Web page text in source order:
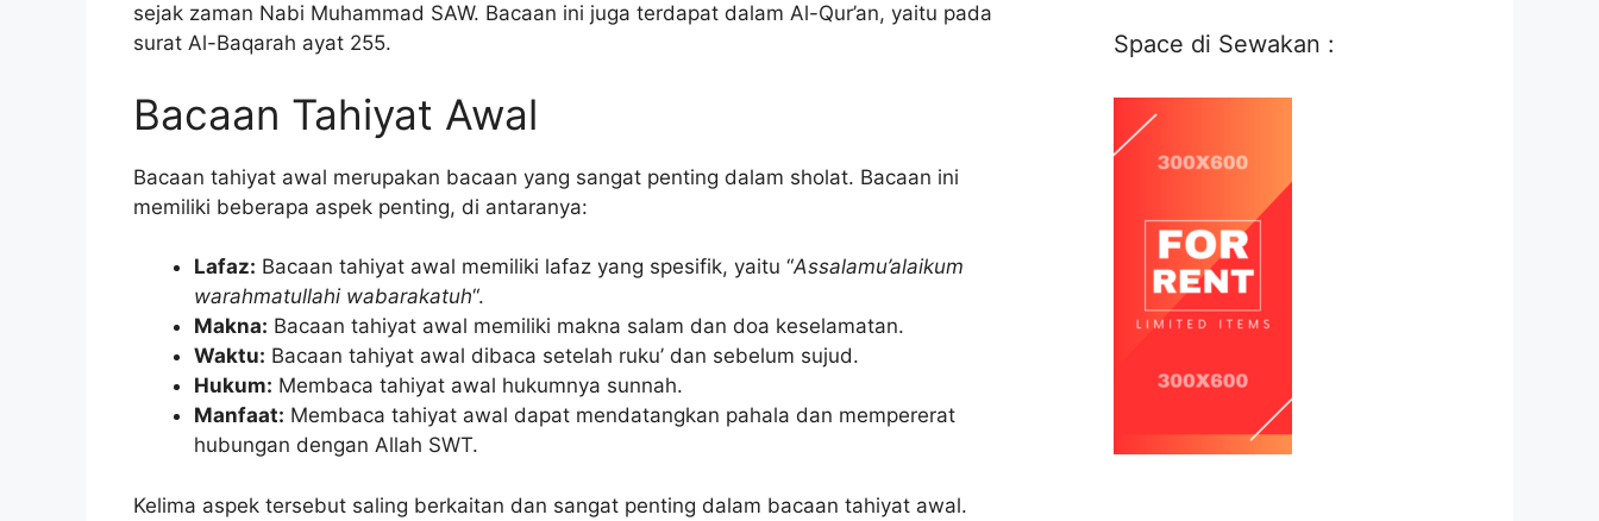
sejak zaman Nabi Muhammad SAW. Bacaan ini juga terdapat dalam Al-Qur’an, yaitu pada
surat Al-Baqarah ayat 255.
Bacaan Tahiyat Awal
Bacaan tahiyat awal merupakan bacaan yang sangat penting dalam sholat. Bacaan ini
memiliki beberapa aspek penting, di antaranya:
Lafaz: Bacaan tahiyat awal memiliki lafaz yang spesifik, yaitu “Assalamu’alaikum
warahmatullahi wabarakatuh“.
Makna: Bacaan tahiyat awal memiliki makna salam dan doa keselamatan.
Waktu: Bacaan tahiyat awal dibaca setelah ruku’ dan sebelum sujud.
Hukum: Membaca tahiyat awal hukumnya sunnah.
Manfaat: Membaca tahiyat awal dapat mendatangkan pahala dan mempererat
hubungan dengan Allah SWT.
Kelima aspek tersebut saling berkaitan dan sangat penting dalam bacaan tahiyat awal.
Space di Sewakan :